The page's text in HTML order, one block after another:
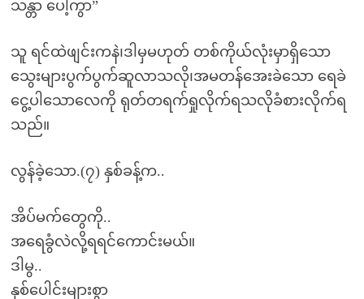
သန္တာ ပေါ့ကွာ”
သူ ရင်ထဲဖျင်းကနဲ၊ဒါမှမဟုတ် တစ်ကိုယ်လုံးမှာရှိသော
သွေးများပွက်ပွက်ဆူလာသလို၊အမတန်အေးခဲသော ရေခဲ
ငွေ့ပါသောလေကို ရုတ်တရက်ရှုလိုက်ရသလိုခံစားလိုက်ရ
သည်။
လွန်ခဲ့သော.(၇) နှစ်ခန့်က..
အိပ်မက်တွေကို..
အရေခွံလဲလို့ရရင်ကောင်းမယ်။
ဒါမွ..
နှစ်ပေါင်းများစွာ